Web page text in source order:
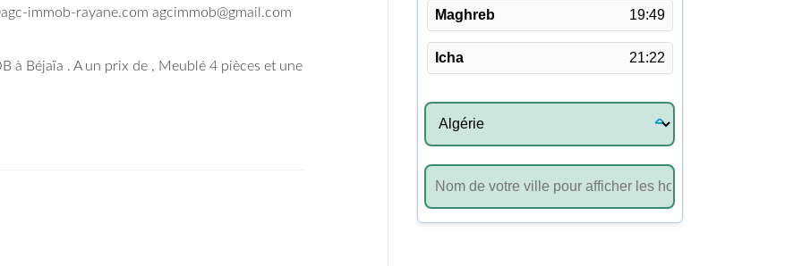
immob-rayane.com agcimmob@gmail.com
à Béjaïa . A un prix de , Meublé 4 pièces et une